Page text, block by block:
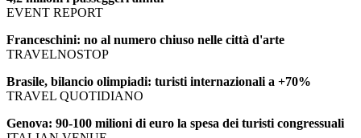
EVENT REPORT
Franceschini: no al numero chiuso nelle città d'arte
TRAVELNOSTOP
Brasile, bilancio olimpiadi: turisti internazionali a +70%
TRAVEL QUOTIDIANO
Genova: 90-100 milioni di euro la spesa dei turisti congressuali